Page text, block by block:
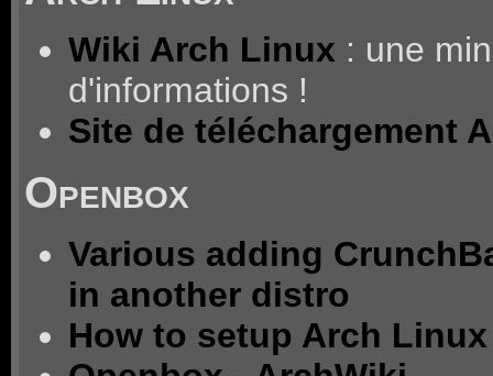
Wiki Arch Linux : une
d'informations !
Site de téléchargement
Openbox
Various adding
in another distro
How to setup Arch